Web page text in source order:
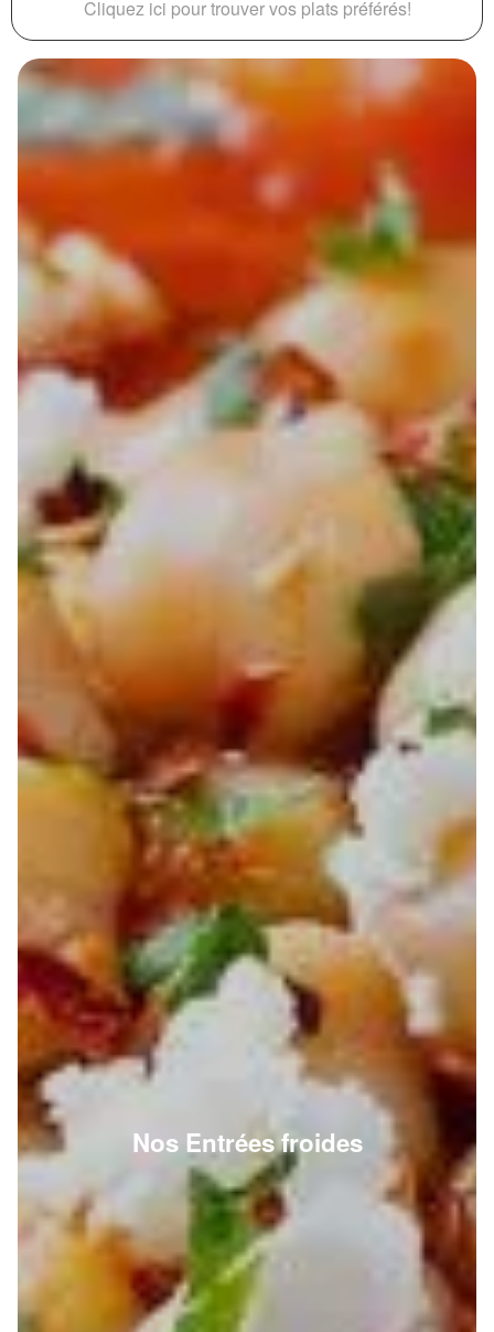
Cliquez ici pour trouver vos plats préférés!
Nos Entrées froides